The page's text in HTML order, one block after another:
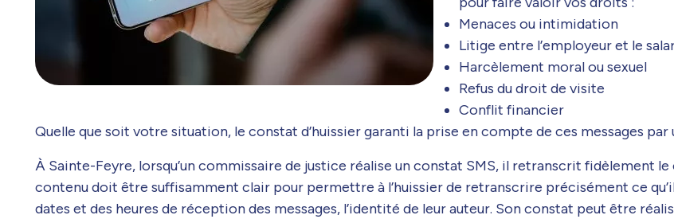
Menaces ou intimidation
Litige entre l’employeur et le
Harcèlement moral ou sexuel
Refus du droit de visite
Conflit financier
Quelle que soit votre situation, le constat d’huissier garanti la prise en compte de ces messages par
À Sainte-Feyre, lorsqu’un commissaire de justice réalise un constat SMS, il retranscrit fidèlement le
contenu doit être suffisamment clair pour permettre à l’huissier de retranscrire précisément ce
dates et des heures de réception des messages, l’identité de leur auteur. Son constat peut être